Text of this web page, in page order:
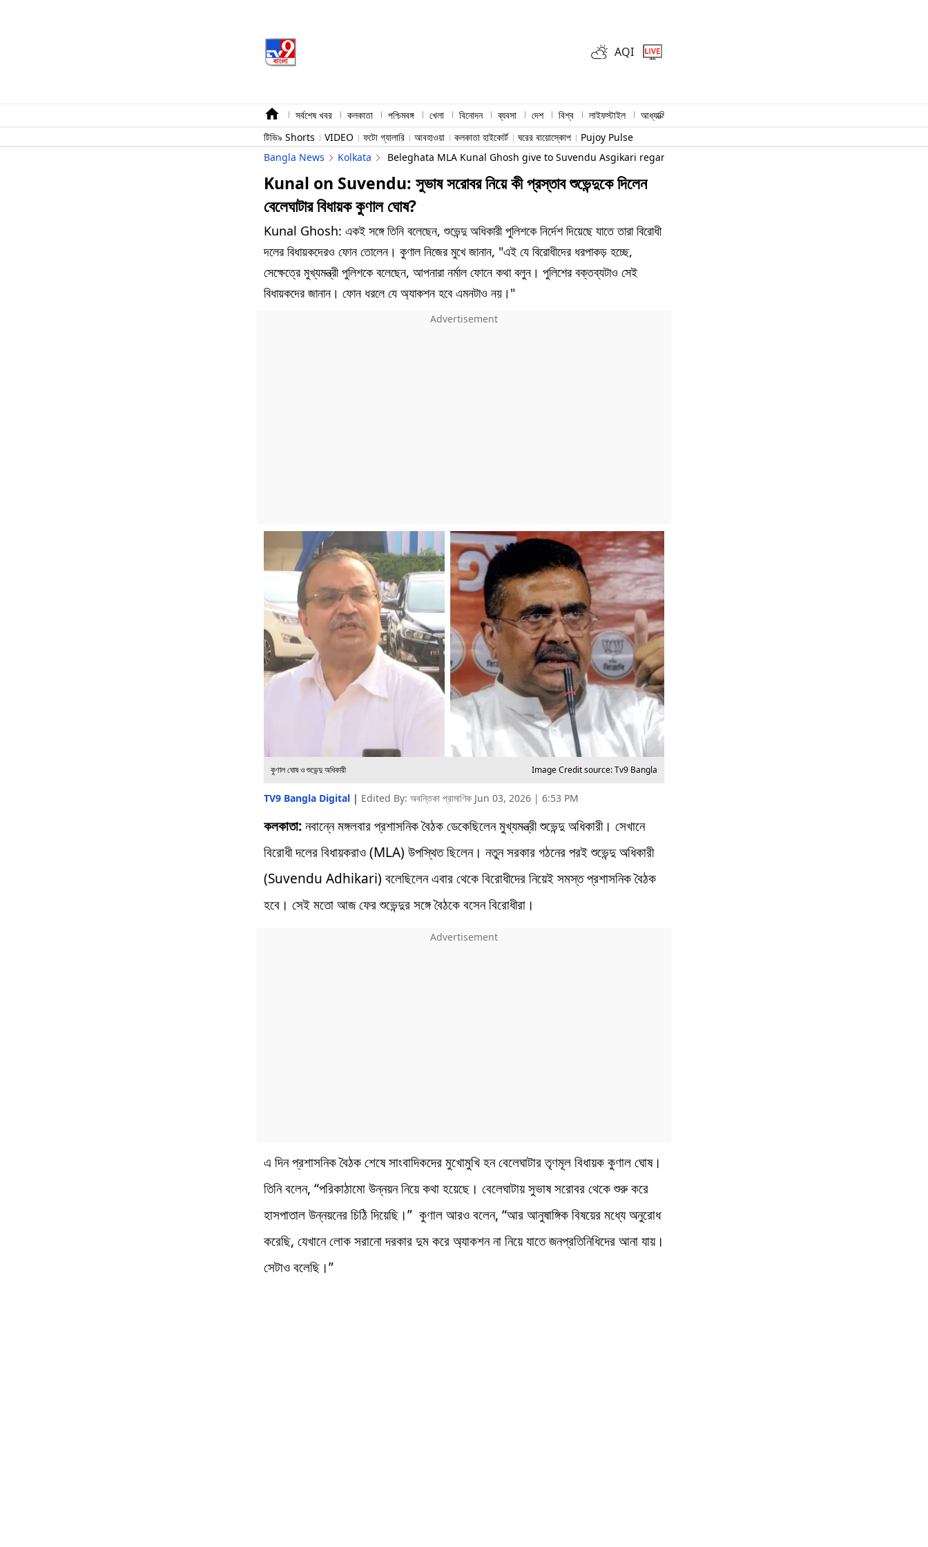
AQI
সর্বশেষ খবর কলকাতা পশ্চিমবঙ্গ খেলা বিনোদন ব্যবসা দেশ বিশ্ব লাইফস্টাইল আধ্যাত্মিক
টিভি৯ Shorts
VIDEO ফটো গ্যালারি আবহাওয়া কলকাতা হাইকোর্ট ঘরের বায়োস্কোপ
Pujoy Pulse
Bangla News
Kolkata Beleghata MLA Kunal Ghosh give to Suvendu Asgikari regarding Subhash Sarobar
Kunal on Suvendu: সুভাষ সরোবর নিয়ে কী প্রস্তাব শুভেন্দুকে দিলেন
বেলেঘাটার বিধায়ক কুণাল ঘোষ?
Kunal Ghosh: একই সঙ্গে তিনি বলেছেন, শুভেন্দু অধিকারী পুলিশকে নির্দেশ দিয়েছে যাতে তারা বিরোধী
দলের বিধায়কদেরও ফোন তোলেন। কুণাল নিজের মুখে জানান, "এই যে বিরোধীদের ধরপাকড় হচ্ছে,
সেক্ষেত্রে মুখ্যমন্ত্রী পুলিশকে বলেছেন, আপনারা নর্মাল ফোনে কথা বলুন। পুলিশের বক্তব্যটাও সেই
বিধায়কদের জানান। ফোন ধরলে যে অ্যাকশন হবে এমনটাও নয়।"
কুণাল ঘোষ ও শুভেন্দু অধিকারী Image Credit source: Tv9 Bangla
TV9 Bangla Digital | Edited By: অবন্তিকা প্রামাণিক Jun 03, 2026 | 6:53 PM
কলকাতা:নবান্নে মঙ্গলবার প্রশাসনিক বৈঠক ডেকেছিলেন মুখ্যমন্ত্রী শুভেন্দু অধিকারী। সেখানে
বিরোধী দলের বিধায়করাও (MLA) উপস্থিত ছিলেন। নতুন সরকার গঠনের পরই শুভেন্দু অধিকারী
(Suvendu Adhikari) বলেছিলেন এবার থেকে বিরোধীদের নিয়েই সমস্ত প্রশাসনিক বৈঠক
হবে। সেই মতো আজ ফের শুভেন্দুর সঙ্গে বৈঠকে বসেন বিরোধীরা।
এ দিন প্রশাসনিক বৈঠক শেষে সাংবাদিকদের মুখোমুখি হন বেলেঘাটার তৃণমূল বিধায়ক কুণাল ঘোষ।
তিনি বলেন, “পরিকাঠামো উন্নয়ন নিয়ে কথা হয়েছে। বেলেঘাটায় সুভাষ সরোবর থেকে শুরু করে
হাসপাতাল উন্নয়নের চিঠি দিয়েছি।” কুণাল আরও বলেন, “আর আনুষাঙ্গিক বিষয়ের মধ্যে অনুরোধ
করেছি, যেখানে লোক সরানো দরকার দুম করে অ্যাকশন না নিয়ে যাতে জনপ্রতিনিধিদের আনা যায়।
সেটাও বলেছি।”